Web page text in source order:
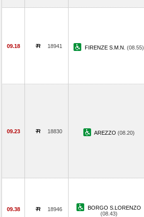
09.18 18941 FIRENZE S.M.N. (08.55)
09.23 18830 AREZZO (08.20)
09.38 18946
BORGO S.LORENZO
(08.43)